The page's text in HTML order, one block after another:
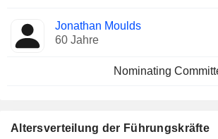
Jonathan Moulds
60 Jahre
Nominating
Altersverteilung der Führungskräfte